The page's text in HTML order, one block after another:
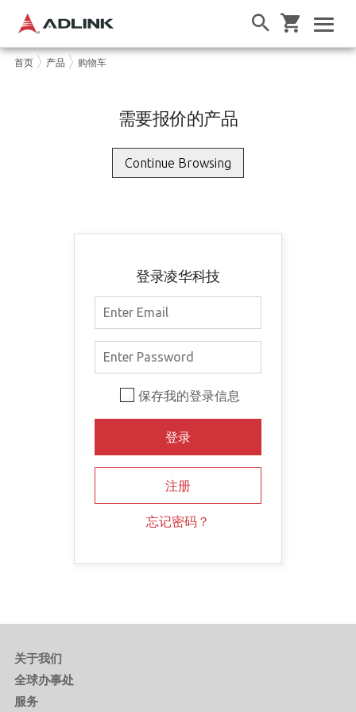
首页 产品 购物车
需要报价的产品
登录凌华科技
保存我的登录信息
忘记密码？
关于我们
全球办事处
服务